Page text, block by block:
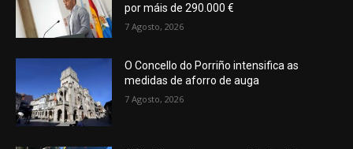
por máis de 290.000 €
7 Agosto, 2026
O Concello do Porriño intensifica as
medidas de aforro de auga
7 Agosto, 2026